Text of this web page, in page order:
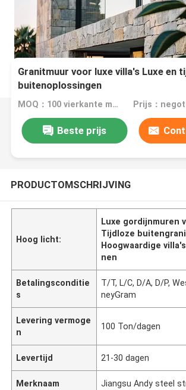
Granitmuur voor luxe villa's Luxe en
buitenoplossingen
MOQ：100 vierkante meter Prijs：
Beste prijs
PRODUCTOMSCHRIJVING
Hoog licht:
Luxe gordijnmuren
Tijdloze
Hoogwaardige
nen
Betalingsconditie
s
T/T, L/C, D/A, D/P,
neyGram
Levering vermoge
n
100 Ton/dagen
Levertijd 21-30 dagen
Merknaam Jiangsu Andy steel